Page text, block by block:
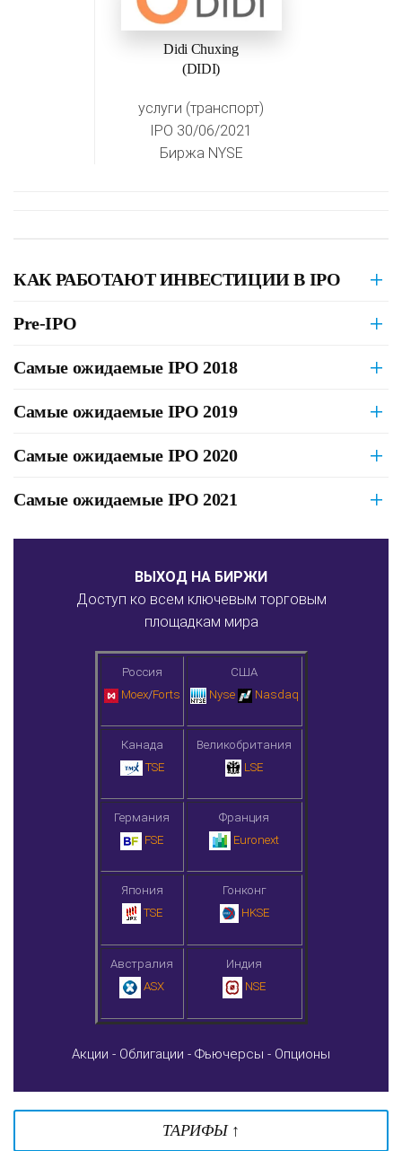
Didi Chuxing
(DIDI)
услуги (транспорт)
IPO 30/06/2021
Биржа NYSE
КАК РАБОТАЮТ ИНВЕСТИЦИИ В IPO
Pre-IPO
Самые ожидаемые IPO 2018
Самые ожидаемые IPO 2019
Самые ожидаемые IPO 2020
Самые ожидаемые IPO 2021
ВЫХОД НА БИРЖИ
Доступ ко всем ключевым торговым
площадкам мира
Россия
Moex/Forts
США
Nyse
Nasdaq
Канада
TSE
Великобритания
LSE
Германия
FSE
Франция
Euronext
Япония
TSE
Гонконг
HKSE
Австралия
ASX
Индия
NSE
Акции - Облигации - Фьючерсы - Опционы
ТАРИФЫ ↑